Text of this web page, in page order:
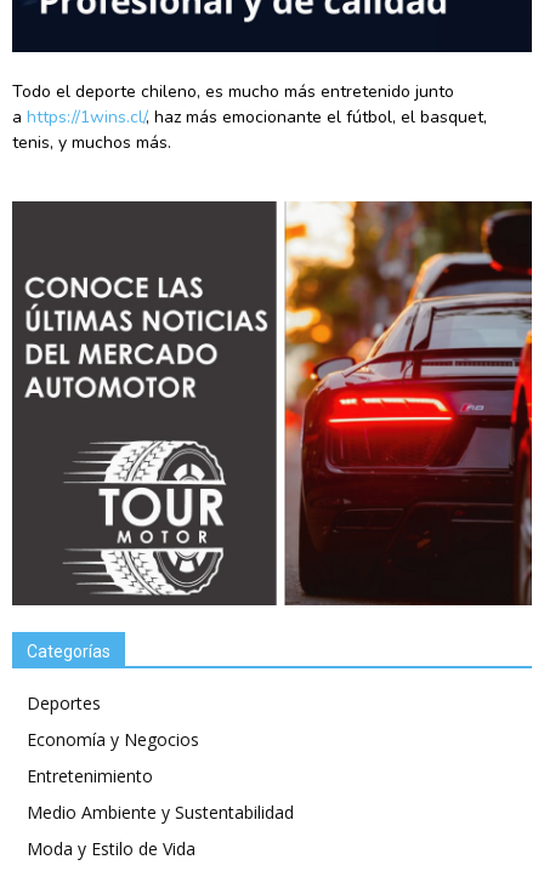
Todo el deporte chileno, es mucho más entretenido junto
a https://1wins.cl/, haz más emocionante el fútbol, el basquet,
tenis, y muchos más.
Categorías
Deportes
Economía y Negocios
Entretenimiento
Medio Ambiente y Sustentabilidad
Moda y Estilo de Vida